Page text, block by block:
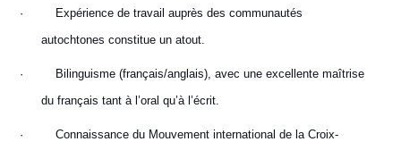
·
Expérience de travail auprès des communautés
autochtones constitue un atout.
·
Bilinguisme (français/anglais), avec une excellente maîtrise
du français tant à l’oral qu’à l’écrit.
·
Connaissance du Mouvement international de la Croix-